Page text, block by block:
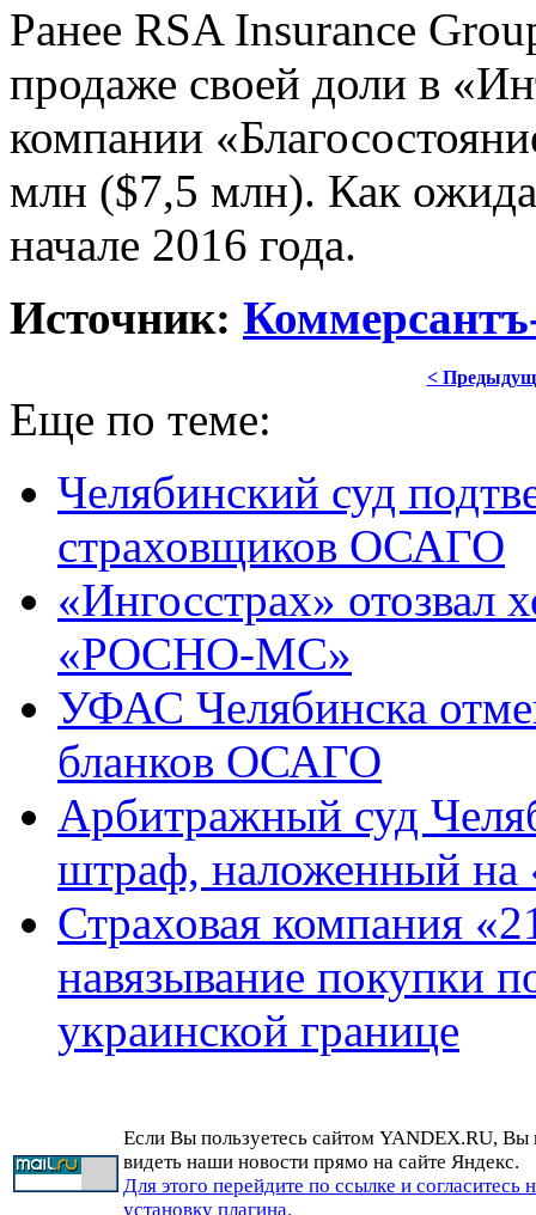
Ранее RSA Insurance
продаже своей доли в
компании
млн ($7,5 млн). Как
начале 2016 года.
Источник:
<
Еще по теме:
Челябинский суд
страховщиков ОСАГО
«Ингосстрах» отозвал
«РОСНО-МС»
УФАС Челябинска
бланков ОСАГО
Арбитражный суд
штраф, наложенный на
Страховая компания
навязывание покупки
украинской границе
Если Вы пользуетесь сайтом YANDEX.RU, Вы
видеть наши новости прямо на сайте Яндекс.
Для этого перейдите по ссылке и согласитесь
установку плагина.